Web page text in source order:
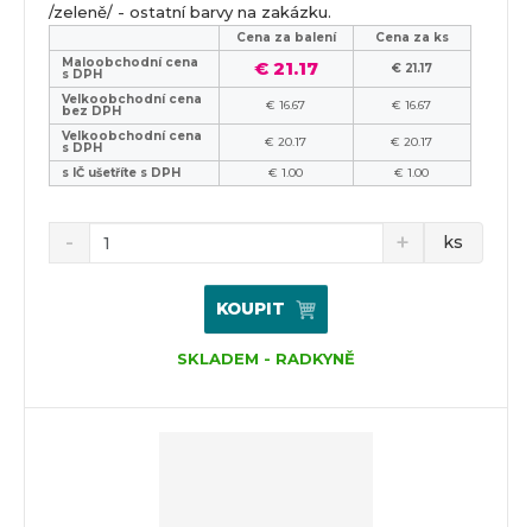
/zeleně/ - ostatní barvy na zakázku.
Cena za balení
Cena za ks
Maloobchodní cena
s DPH € 21.17
€ 21.17
Velkoobchodní cena
bez DPH € 16.67
€ 16.67
Velkoobchodní cena
s DPH € 20.17
€ 20.17
s IČ ušetříte s DPH
€ 1.00 € 1.00
ks
KOUPIT
SKLADEM - RADKYNĚ